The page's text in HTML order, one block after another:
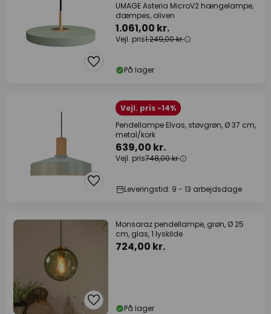
UMAGE Asteria MicroV2 hængelampe,
dæmpes, oliven
1.061,00 kr.
Vejl. pris1.249,00 kr.
På lager
Vejl. pris -14%
Pendellampe Elvas, støvgrøn, Ø 37 cm,
metal/kork
639,00 kr.
Vejl. pris748,00 kr.
Leveringstid: 9 - 13 arbejdsdage
Monsaraz pendellampe, grøn, Ø 25
cm, glas, 1 lyskilde
724,00 kr.
På lager